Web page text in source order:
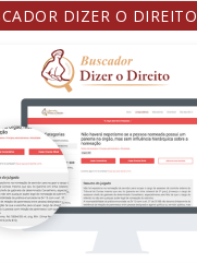
DIZER O DIREITO